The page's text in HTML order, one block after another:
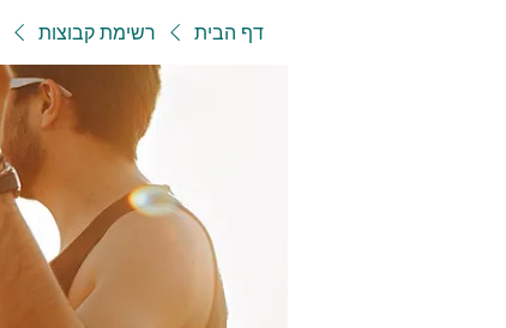
דף הבית רשימת קבוצות